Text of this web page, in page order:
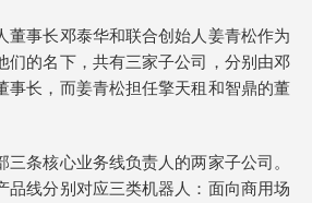
董事长邓泰华和联合创始人姜青松作为
们的名下，共有三家子公司，分别由邓
事长，而姜青松担任擎天租和智鼎的董
条核心业务线负责人的两家子公司。
品线分别对应三类机器人：面向商用场